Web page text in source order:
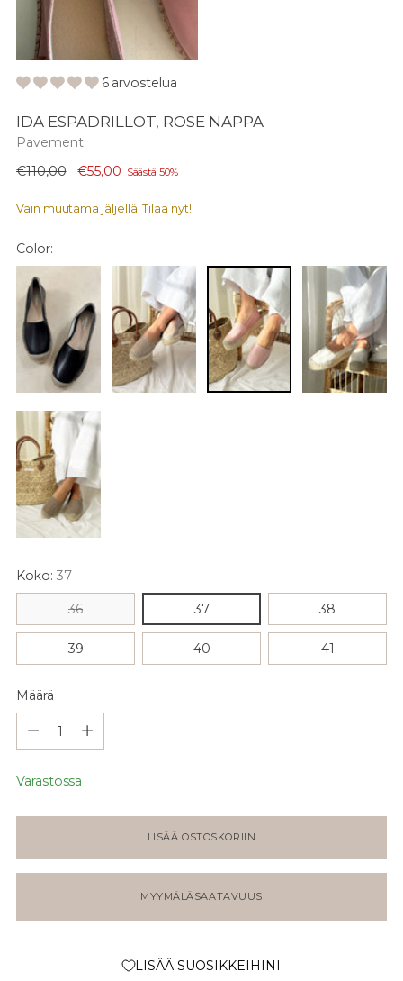
6 arvostelua
IDA ESPADRILLOT, ROSE NAPPA
Pavement
Normaali
€110,00 €55,00 Säästä 50%
Vain muutama jäljellä. Tilaa nyt!
Color:
Koko: 37
36 37 38
39 40 41
Määrä
Varastossa
LISÄÄ OSTOSKORIIN
MYYMÄLÄSAATAVUUS
LISÄÄ SUOSIKKEIHINI